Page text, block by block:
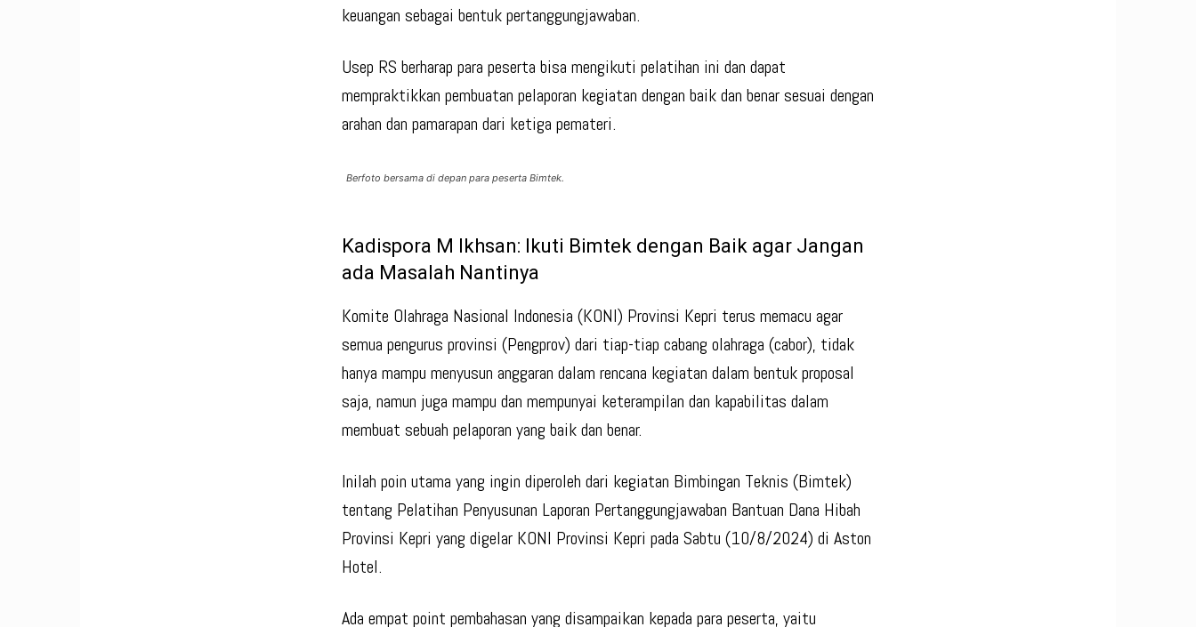
keuangan sebagai bentuk pertanggungjawaban.
Usep RS berharap para peserta bisa mengikuti pelatihan ini dan dapat
mempraktikkan pembuatan pelaporan kegiatan dengan baik dan benar sesuai dengan
arahan dan pamarapan dari ketiga pemateri.
Berfoto bersama di depan para peserta Bimtek.
Kadispora M Ikhsan: Ikuti Bimtek dengan Baik agar Jangan
ada Masalah Nantinya
Komite Olahraga Nasional Indonesia (KONI) Provinsi Kepri terus memacu agar
semua pengurus provinsi (Pengprov) dari tiap-tiap cabang olahraga (cabor), tidak
hanya mampu menyusun anggaran dalam rencana kegiatan dalam bentuk proposal
saja, namun juga mampu dan mempunyai keterampilan dan kapabilitas dalam
membuat sebuah pelaporan yang baik dan benar.
Inilah poin utama yang ingin diperoleh dari kegiatan Bimbingan Teknis (Bimtek)
tentang Pelatihan Penyusunan Laporan Pertanggungjawaban Bantuan Dana Hibah
Provinsi Kepri yang digelar KONI Provinsi Kepri pada Sabtu (10/8/2024) di Aston
Hotel.
Ada empat point pembahasan yang disampaikan kepada para peserta, yaitu